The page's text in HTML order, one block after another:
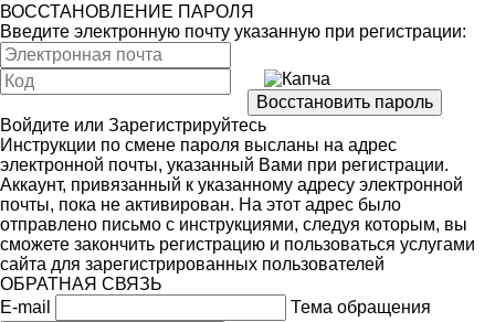
ВОССТАНОВЛЕНИЕ ПАРОЛЯ
Введите электронную почту указанную при регистрации:
Войдите или Зарегистрируйтесь
Инструкции по смене пароля высланы на адрес
электронной почты, указанный Вами при регистрации.
Аккаунт, привязанный к указанному адресу электронной
почты, пока не активирован. На этот адрес было
отправлено письмо с инструкциями, следуя которым, вы
сможете закончить регистрацию и пользоваться услугами
сайта для зарегистрированных пользователей
ОБРАТНАЯ СВЯЗЬ
E-mail
Тема обращения